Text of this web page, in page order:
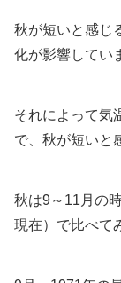
秋が短いと感じ
化が影響してい
それによって気
で、秋が短いと
秋は9～11月の
現在）で比べて